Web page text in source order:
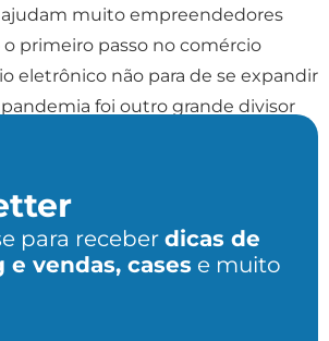
muito empreendedores
primeiro passo no comércio
eletrônico não para de se expandir
pandemia foi outro grande divisor
das medidas sanitárias […]
para receber dicas de
vendas, cases e muito